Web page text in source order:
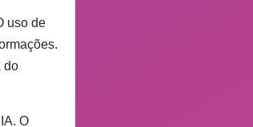
uso de
do
O